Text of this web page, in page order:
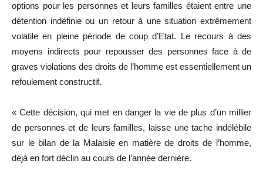
options pour les personnes et leurs familles étaient entre une
détention indéfinie ou un retour à une situation extrêmement
volatile en pleine période de coup d’Etat. Le recours à des
moyens indirects pour repousser des personnes face à de
graves violations des droits de l’homme est essentiellement un
refoulement constructif.
« Cette décision, qui met en danger la vie de plus d’un millier
de personnes et de leurs familles, laisse une tache indélébile
sur le bilan de la Malaisie en matière de droits de l’homme,
déjà en fort déclin au cours de l’année dernière.